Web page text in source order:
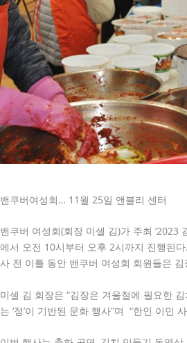
밴쿠버여성회… 11월 25일 앤블리 센터
밴쿠버 여성회(회장 미셀 김)가 주최
에서 오전 10시부터 오후 2시까지 진행된
사 전 이틀 동안 밴쿠버 여성회 회원들은
미셀 김 회장은 “김장은 겨울철에 필요한
는 ‘정’이 기반된 문화 행사”며 “한인 이민